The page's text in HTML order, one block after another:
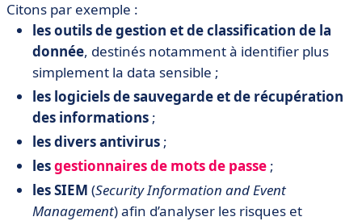
Citons par exemple :
les outils de gestion et de classification de la
donnée, destinés notamment à identifier plus
simplement la data sensible ;
les logiciels de sauvegarde et de récupération
des informations ;
les divers antivirus ;
lesgestionnaires de mots de passe ;
les SIEM (Security Information and Event
Management) afin d’analyser les risques et